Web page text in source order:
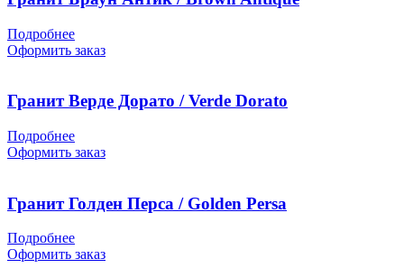
Подробнее
Оформить заказ
Гранит Верде Дорато / Verde Dorato
Подробнее
Оформить заказ
Гранит Голден Перса / Golden Persa
Подробнее
Оформить заказ